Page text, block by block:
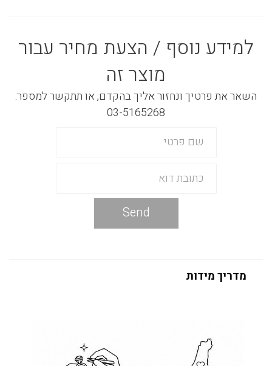
למידע נוסף / הצעת מחיר עבור
מוצר זה
השאר את פרטיך ונחזור אליך בהקדם, או תתקשר למספר:
03-5165268
Send
מדריך מידות